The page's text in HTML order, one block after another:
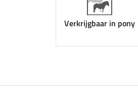
Verkrijgbaar in pony